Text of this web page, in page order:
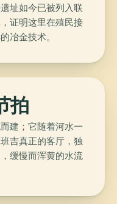
址如今已被列入联
证明这里在殖民接
冶金技术。
拍
建；它随着河水一
吉真正的客厅，独
缓慢而浑黄的水流